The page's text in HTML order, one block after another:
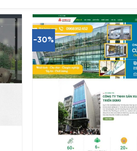
-30%